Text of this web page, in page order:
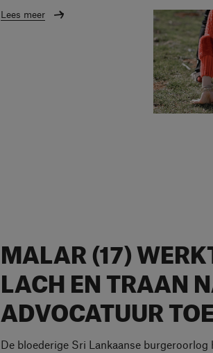
Lees meer
MALAR (17)
LACH EN TRAAN
ADVOCATUUR TOE
De bloederige Sri Lankaanse burgeroorlog